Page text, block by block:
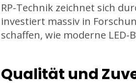
RP-Technik zeichnet sich
investiert massiv in
schaffen, wie moderne
Qualität und